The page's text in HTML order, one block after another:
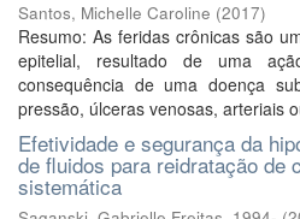
Santos, Michelle Caroline (2017)
Resumo: As feridas crônicas são
epitelial, resultado de uma
consequência de uma doença
pressão, úlceras venosas, arteriais
Efetividade e segurança da
de fluidos para reidratação de
sistemática